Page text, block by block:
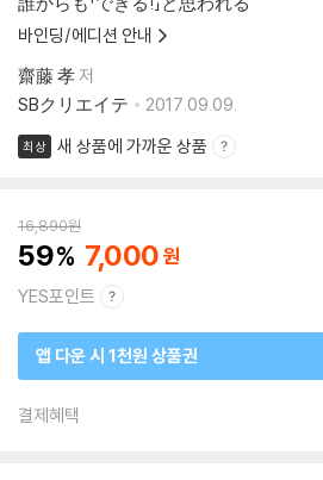
바인딩/에디션 안내
齋藤 孝저
SBクリエイテ
2017.09.09.
최상 새 상품에 가까운 상품
16,890원
59 7,000
YES포인트
앱 다운 시 1천원 상품권
결제혜택